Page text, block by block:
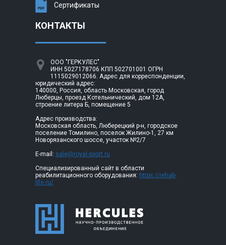
Сертификаты
КОНТАКТЫ
ООО "ГЕРКУЛЕС"
ИНН 5027178706 КПП 502701001 ОГРН
1115029012066. Адрес для корреспонденции,
юридический адрес:
140000, Россия, область Московская, город
Люберцы, проезд Котельнический, дом 12А,
строение литера Б, помещение 5
Адрес производства:
Московская область, Люберецкий р-н, городское
поселение Томилино, поселок Жилино-1, 27 км
Новорязанского шоссе, участок №2/7
E-mail: sale@royal-sport.ru
Специализированный сайт в области
реабилитационного оборудования: https://rehab-
life.ru/